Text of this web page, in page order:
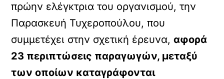
πρώην ελέγκτρια του οργανισμού, την
Παρασκευή Τυχεροπούλου, που
συμμετέχει στην σχετική έρευνα,αφορά
23 περιπτώσεις παραγωγών, μεταξύ
των οποίων καταγράφονται